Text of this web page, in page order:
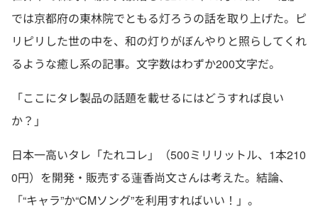
では京都府の東林院でともる灯ろうの話を取り上げた。ピ
リピリした世の中を、和の灯りがぼんやりと照らしてくれ
るような癒し系の記事。文字数はわずか200文字だ。
「ここにタレ製品の話題を載せるにはどうすれば良い
か？」
日本一高いタレ「たれコレ」（500ミリリットル、1本210
0円）を開発・販売する蓮香尚文さんは考えた。結論、
「“キャラ”か“CMソング”を利用すればいい！」。